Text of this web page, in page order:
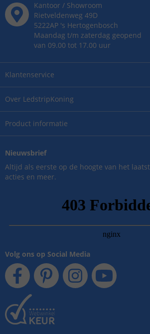
Over LedstripKoning
Product informatie
Klantenservice
Kantoor / Showroom
Rietveldenweg 49D
5222AP 's Hertogenbosch
Maandag t/m zaterdag geopend
van 09.00 tot 17.00 uur
Nieuwsbrief
Altijd als eerste op de hoogte van het
acties en meer.
Volg ons op Social Media